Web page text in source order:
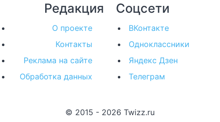
Редакция
О проекте
Контакты
Реклама на сайте
Обработка данных
Соцсети
ВКонтакте
Одноклассники
Яндекс Дзен
Телеграм
© 2015 - 2026 Twizz.ru